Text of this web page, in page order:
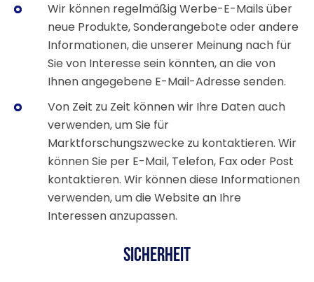
Wir können regelmäßig Werbe-E-Mails über
neue Produkte, Sonderangebote oder andere
Informationen, die unserer Meinung nach für
Sie von Interesse sein könnten, an die von
Ihnen angegebene E-Mail-Adresse senden.
Von Zeit zu Zeit können wir Ihre Daten auch
verwenden, um Sie für
Marktforschungszwecke zu kontaktieren. Wir
können Sie per E-Mail, Telefon, Fax oder Post
kontaktieren. Wir können diese Informationen
verwenden, um die Website an Ihre
Interessen anzupassen.
Sicherheit